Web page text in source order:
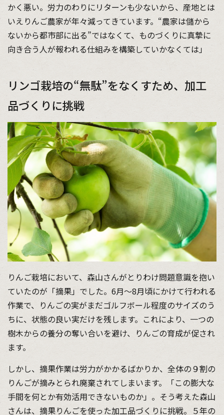
かく悪い。労力のわりにリターンも少ないから、産地とは
いえりんご農家が年々減ってきています。“農家は儲から
ないから都市部に出る”ではなくて、ものづくりに真摯に
向き合う人が報われる仕組みを構築していかなくては」
リンゴ栽培の“無駄”をなくすため、加工
品づくりに挑戦
りんご栽培において、森山さんがとりわけ問題意識を抱い
ていたのが「摘果」でした。6月〜8月頃にかけて行われる
作業で、りんごの実がまだゴルフボール程度のサイズのう
ちに、状態の良い実だけを残します。これにより、一つの
樹木からの養分の奪い合いを避け、りんごの育成が促され
ます。
しかし、摘果作業は労力がかかるばかりか、全体の９割の
りんごが摘みとられ廃棄されてしまいます。「この膨大な
手間を何とか有効活用できないものか」。そう考えた森山
さんは、摘果りんごを使った加工品づくりに挑戦。５年の